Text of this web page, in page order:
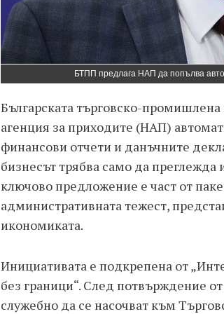
БТПП предлага НАП да попълва
Българската търговско-
агенция за приходите (НАП)
финансови отчети и данъчните
бизнесът трябва само да
ключово предложение е част от
административната тежест,
икономиката.
Инициативата е подкрепена от
без граници“. След потвърждение
служебно да се насочват към